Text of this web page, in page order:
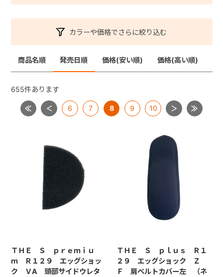
クルムーヴスマート・クルムーヴスマートＩＳＯＦＩＸ
ジョイトリップ
ジョイトリップアドバンスＩＳＯＦＩＸ
ムーブフィットジュニア
ママロン ミニマグランデ
【共通部品】ＩＳＯＦＩＸキャップ・すーすーファン・
ロッキングクリップ・ギボシ
【共通部品】ベースカバー・サポートレッグ
カラーや価格でさらに絞り込む
商品名順 発売日順 価格(安い順) 価格(高い順)
655件あります
6 7 8 9 10
ＴＨＥ Ｓ ｐｒｅｍｉｕ
ｍ Ｒ１２９ エッグショッ
ク ＶA 頭部サイドウレタ
ＴＨＥ Ｓ ｐｌｕｓ Ｒ１
２９ エッグショック Ｚ
Ｆ 肩ベルトカバー左 （ネ